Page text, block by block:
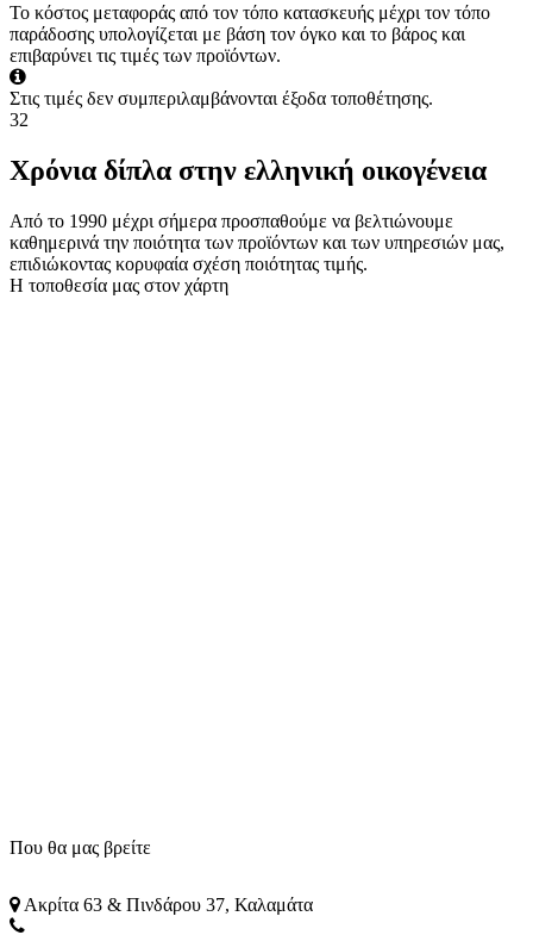
Το κόστος μεταφοράς από τον τόπο κατασκευής μέχρι τον τόπο
παράδοσης υπολογίζεται με βάση τον όγκο και το βάρος και
επιβαρύνει τις τιμές των προϊόντων.
Στις τιμές δεν συμπεριλαμβάνονται έξοδα τοποθέτησης.
32
Χρόνια δίπλα στην ελληνική οικογένεια
Από το 1990 μέχρι σήμερα προσπαθούμε να βελτιώνουμε
καθημερινά την ποιότητα των προϊόντων και των υπηρεσιών μας,
επιδιώκοντας κορυφαία σχέση ποιότητας τιμής.
Η τοποθεσία μας στον χάρτη
Που θα μας βρείτε
Ακρίτα 63 & Πινδάρου 37, Καλαμάτα